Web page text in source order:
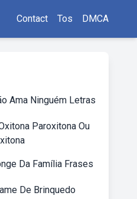
Contact Tos DMCA
Ama Ninguém Letras
Paroxitona Ou
Da Família Frases
De Brinquedo